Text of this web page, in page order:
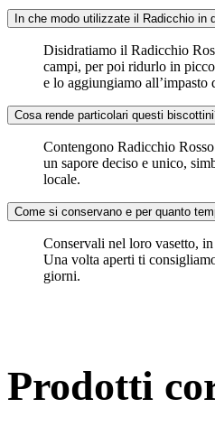
In che modo utilizzate il Radicchio in
Disidratiamo il Radicchio
campi, per poi ridurlo in
e lo aggiungiamo all’impasto
Cosa rende particolari questi
Contengono Radicchio
un sapore deciso e unico,
locale.
Come si conservano e per quanto
Conservali nel loro vasetto,
Una volta aperti ti
giorni.
Prodotti